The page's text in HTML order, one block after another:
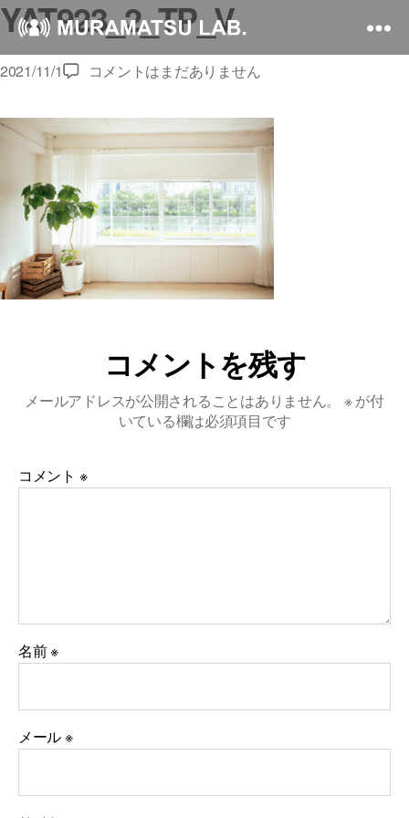
YAT923_2_TP_V
2021/11/1
YAT923_2_TP_V
の
コメントはまだありません
コメントを残す
メールアドレスが公開されることはありません。 ※が付
いている欄は必須項目です
コメント ※
名前※
メール※